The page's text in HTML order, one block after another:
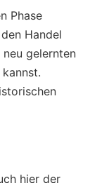
Phase
Handel
gelernten
hier der